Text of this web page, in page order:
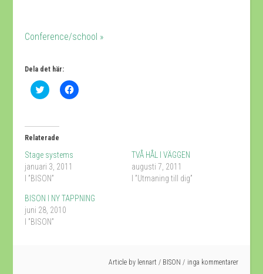
Conference/school »
Dela det här:
Klicka
för
Twitter
(Öppnas
i
nytt
fönster)
Klicka
för
Relaterade
Stage systems
januari 3, 2011
I ”BISON”
TVÅ HÅL I VÄGGEN
augusti 7, 2011
I ”Utmaning till dig”
BISON I NY TAPPNING
juni 28, 2010
I ”BISON”
Article by lennart / BISON inga kommentarer